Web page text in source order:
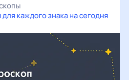
каждого знака на сегодня